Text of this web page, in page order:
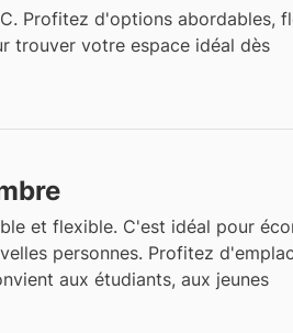
Profitez d'options abordables,
trouver votre espace idéal dès
et flexible. C'est idéal pour
personnes. Profitez
aux étudiants, aux jeunes